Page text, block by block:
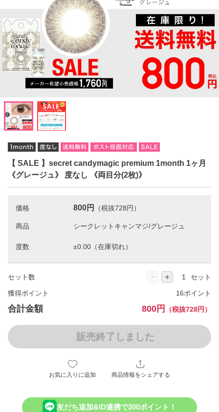
【 SALE 】secret candymagic premium 1month 1ヶ月
《グレージュ》 度なし 《両目分(2枚)》
価格 800円 （税抜728円）
商品
度数
セット数 − ＋ セット
獲得ポイント 16ポイント
合計金額 800円 （税抜728円）
販売終了しました
お気に入りに追加 商品情報をシェアする
友だち追加&ID連携で200ポイント！